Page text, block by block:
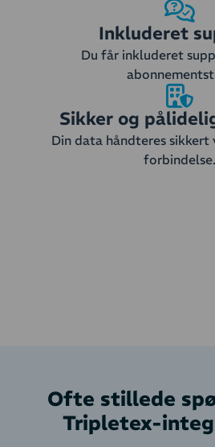
Inkluderet
Du får inkluderet
Sikker og
Din data håndteres
forbindelse.
Ofte stillede
Tripletex-